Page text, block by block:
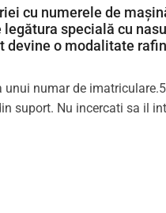
cu numerele de
specială cu
devine o modalitate
numar de
suport. Nu incercati sa il